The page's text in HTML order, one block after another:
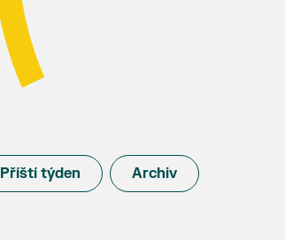
Příští týden Archiv